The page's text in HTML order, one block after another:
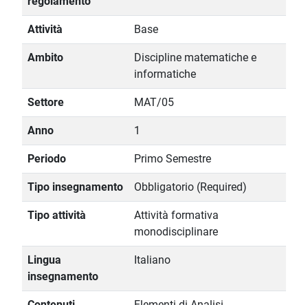
Attività Base
Ambito
Discipline matematiche e
informatiche
Settore MAT/05
Anno 1
Periodo Primo Semestre
Tipo insegnamento Obbligatorio (Required)
Tipo attività
Attività formativa
monodisciplinare
Lingua
insegnamento
Italiano